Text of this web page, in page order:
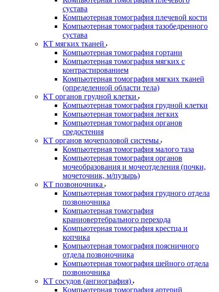
сустава
Компьютерная томография плечевой кости
Компьютерная томография тазобедренного
сустава
КТ мягких тканей
Компьютерная томография гортани
Компьютерная томография мягких с
контрастированием
Компьютерная томография мягких тканей
(определенной области тела)
КТ органов грудной клетки
Компьютерная томография грудной клетки
Компьютерная томография легких
Компьютерная томография органов
средостения
КТ органов мочеполовой системы
Компьютерная томография малого таза
Компьютерная томография органов
мочеобразования и мочеотделения (почки,
мочеточник, м/пузырь)
КТ позвоночника
Компьютерная томография грудного отдела
позвоночника
Компьютерная томография
краниовертебрального перехода
Компьютерная томография крестца и
копчика
Компьютерная томография поясничного
отдела позвоночника
Компьютерная томография шейного отдела
позвоночника
КТ сосудов (ангиография)
Компьютерная томография артерий